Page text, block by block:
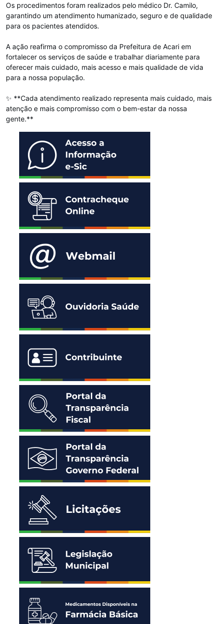
Os procedimentos foram realizados pelo médico Dr. Camilo,
garantindo um atendimento humanizado, seguro e de qualidade
para os pacientes atendidos.
A ação reafirma o compromisso da Prefeitura de Acari em
fortalecer os serviços de saúde e trabalhar diariamente para
oferecer mais cuidado, mais acesso e mais qualidade de vida
para a nossa população.
✨ **Cada atendimento realizado representa mais cuidado, mais
atenção e mais compromisso com o bem-estar da nossa
gente.**